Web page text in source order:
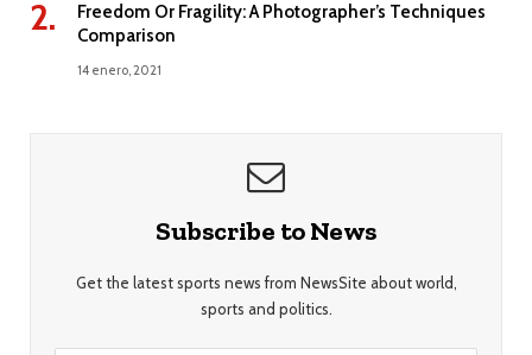
Freedom Or Fragility: A Photographer’s Techniques
Comparison
14 enero, 2021
Subscribe to News
Get the latest sports news from NewsSite about world,
sports and politics.